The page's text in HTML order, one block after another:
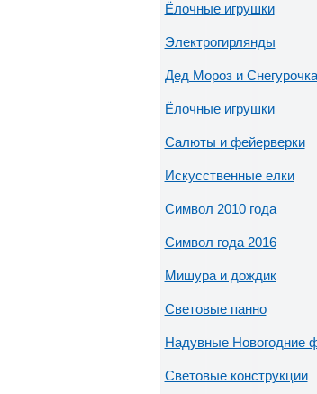
Ёлочные игрушки
Электрогирлянды
Дед Мороз и Снегурочка
Ёлочные игрушки
Салюты и фейерверки
Искусственные елки
Символ 2010 года
Символ года 2016
Мишура и дождик
Световые панно
Надувные Новогодние
Световые конструкции